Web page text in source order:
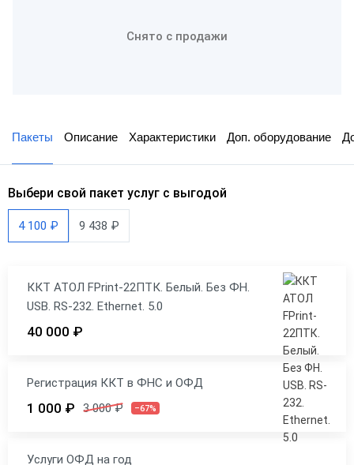
Снято с продажи
Пакеты Описание Характеристики Доп. оборудование
Выбери свой пакет услуг с выгодой
4 100 ₽ 9 438 ₽
ККТ АТОЛ FPrint-22ПТК. Белый. Без ФН.
USB. RS-232. Ethernet. 5.0
40 000 ₽
Регистрация ККТ в ФНС и ОФД
1 000 ₽ 3 000 ₽ –67%
Услуги ОФД на год